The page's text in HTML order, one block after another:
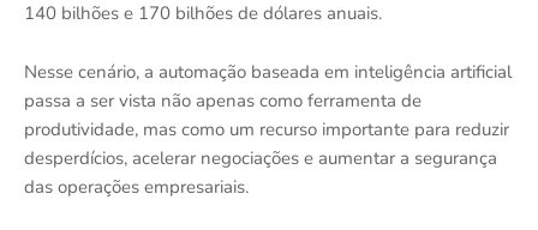
140 bilhões e 170 bilhões de dólares anuais.
Nesse cenário, a automação baseada em inteligência artificial
passa a ser vista não apenas como ferramenta de
produtividade, mas como um recurso importante para reduzir
desperdícios, acelerar negociações e aumentar a segurança
das operações empresariais.